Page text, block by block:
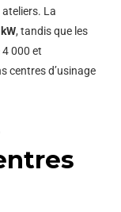
ateliers. La
, tandis que les
000 et
centres d’usinage